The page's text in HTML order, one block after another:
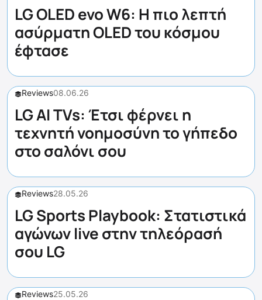
LG OLED evo W6: Η πιο λεπτή
ασύρματη OLED του κόσμου
έφτασε
Reviews08.06.26
LG AI TVs: Έτσι φέρνει η
τεχνητή νοημοσύνη το γήπεδο
στο σαλόνι σου
Reviews28.05.26
LG Sports Playbook: Στατιστικά
αγώνων live στην τηλεόρασή
σου LG
Reviews25.05.26